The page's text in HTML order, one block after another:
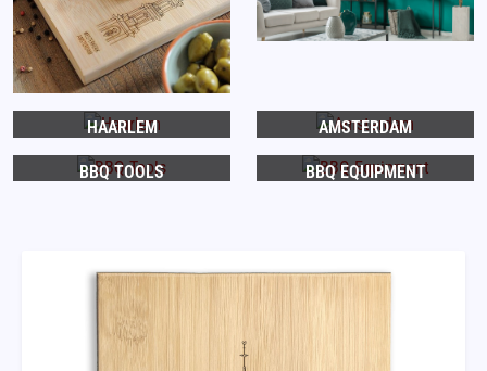
HAARLEM AMSTERDAM
BBQ TOOLS BBQ EQUIPMENT